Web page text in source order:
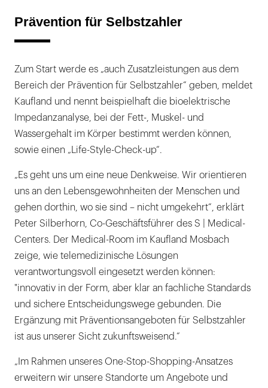
Prävention für Selbstzahler
Zum Start werde es „auch Zusatzleistungen aus dem
Bereich der Prävention für Selbstzahler“ geben, meldet
Kaufland und nennt beispielhaft die bioelektrische
Impedanzanalyse, bei der Fett-, Muskel- und
Wassergehalt im Körper bestimmt werden können,
sowie einen „Life-Style-Check-up“.
„Es geht uns um eine neue Denkweise. Wir orientieren
uns an den Lebensgewohnheiten der Menschen und
gehen dorthin, wo sie sind – nicht umgekehrt“, erklärt
Peter Silberhorn, Co-Geschäftsführer des S | Medical-
Centers. Der Medical-Room im Kaufland Mosbach
zeige, wie telemedizinische Lösungen
verantwortungsvoll eingesetzt werden können:
"innovativ in der Form, aber klar an fachliche Standards
und sichere Entscheidungswege gebunden. Die
Ergänzung mit Präventionsangeboten für Selbstzahler
ist aus unserer Sicht zukunftsweisend.“
„Im Rahmen unseres One-Stop-Shopping-Ansatzes
erweitern wir unsere Standorte um Angebote und